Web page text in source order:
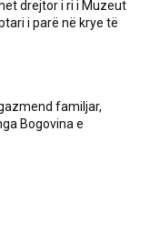
drejtor i ri i Muzeut
i parë në krye të
familjar,
Bogovina e